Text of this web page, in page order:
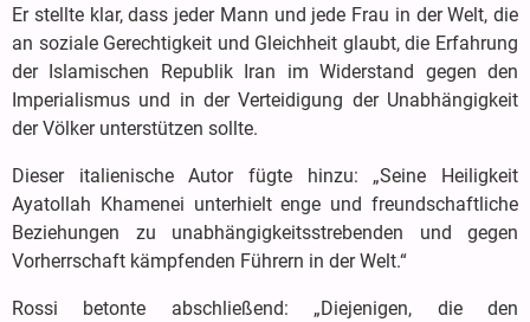
Er stellte klar, dass jeder Mann und jede Frau in der Welt, die
an soziale Gerechtigkeit und Gleichheit glaubt, die Erfahrung
der Islamischen Republik Iran im Widerstand gegen den
Imperialismus und in der Verteidigung der Unabhängigkeit
der Völker unterstützen sollte.
Dieser italienische Autor fügte hinzu: „Seine Heiligkeit
Ayatollah Khamenei unterhielt enge und freundschaftliche
Beziehungen zu unabhängigkeitsstrebenden und gegen
Vorherrschaft kämpfenden Führern in der Welt.“
Rossi betonte abschließend: „Diejenigen, die den